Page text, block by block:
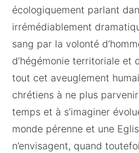
écologiquement parlant
irrémédiablement
sang par la volonté
d’hégémonie territoriale et
tout cet aveuglement
chrétiens à ne plus
temps et à s’imaginer
monde pérenne et une
n’envisagent, quand